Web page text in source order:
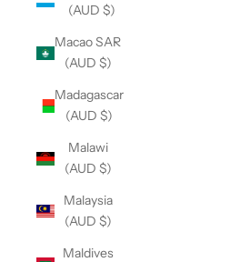
(AUD $)
Macao SAR
(AUD $)
Madagascar
(AUD $)
Malawi
(AUD $)
Malaysia
(AUD $)
Maldives